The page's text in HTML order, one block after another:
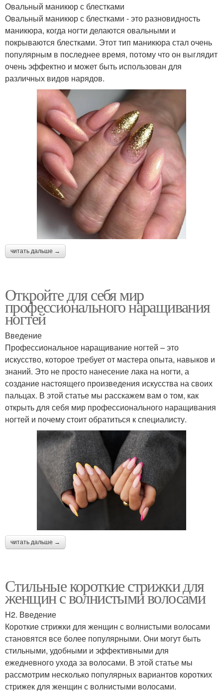
Овальный маникюр с блестками
Овальный маникюр с блестками - это разновидность
маникюра, когда ногти делаются овальными и
покрываются блестками. Этот тип маникюра стал очень
популярным в последнее время, потому что он выглядит
очень эффектно и может быть использован для
различных видов нарядов.
читать дальше →
Откройте для себя мир
профессионального наращивания
ногтей
Введение
Профессиональное наращивание ногтей – это
искусство, которое требует от мастера опыта, навыков и
знаний. Это не просто нанесение лака на ногти, а
создание настоящего произведения искусства на своих
пальцах. В этой статье мы расскажем вам о том, как
открыть для себя мир профессионального наращивания
ногтей и почему стоит обратиться к специалисту.
читать дальше →
Стильные короткие стрижки для
женщин с волнистыми волосами
H2. Введение
Короткие стрижки для женщин с волнистыми волосами
становятся все более популярными. Они могут быть
стильными, удобными и эффективными для
ежедневного ухода за волосами. В этой статье мы
рассмотрим несколько популярных вариантов коротких
стрижек для женщин с волнистыми волосами.